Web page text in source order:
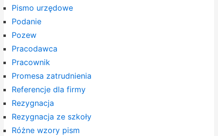
Pismo urzędowe
Podanie
Pozew
Pracodawca
Pracownik
Promesa zatrudnienia
Referencje dla firmy
Rezygnacja
Rezygnacja ze szkoły
Różne wzory pism